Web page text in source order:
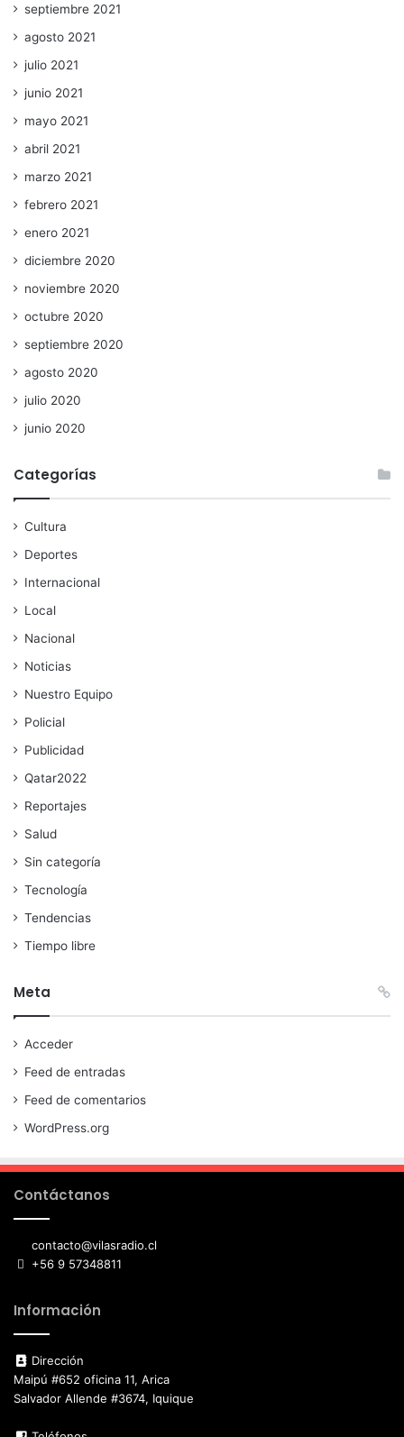
septiembre 2021
agosto 2021
julio 2021
junio 2021
mayo 2021
abril 2021
marzo 2021
febrero 2021
enero 2021
diciembre 2020
noviembre 2020
octubre 2020
septiembre 2020
agosto 2020
julio 2020
junio 2020
Categorías
Cultura
Deportes
Internacional
Local
Nacional
Noticias
Nuestro Equipo
Policial
Publicidad
Qatar2022
Reportajes
Salud
Sin categoría
Tecnología
Tendencias
Tiempo libre
Meta
Acceder
Feed de entradas
Feed de comentarios
WordPress.org
Contáctanos
contacto@vilasradio.cl
+56 9 57348811
Información
Dirección
Maipú #652 oficina 11, Arica
Salvador Allende #3674, Iquique